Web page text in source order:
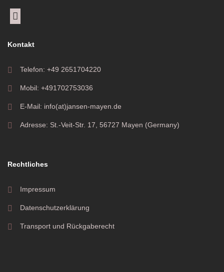
Kontakt
Telefon: +49 2651704220
Mobil: +491702753036
E-Mail: info(at)jansen-mayen.de
Adresse: St.-Veit-Str. 17, 56727 Mayen (Germany)
Rechtliches
Impressum
Datenschutzerklärung
Transport und Rückgaberecht